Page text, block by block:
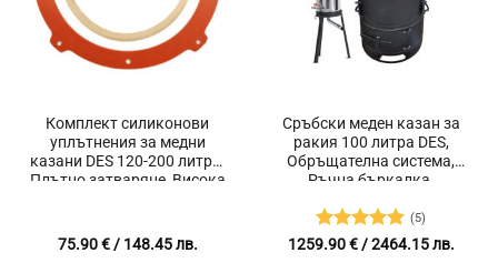
Комплект силиконови
уплътнения за медни
казани DES 120-200 литра,
Плътно затваряне, Висока
75.90€/ 148.45 лв.
Сръбски меден казан за
ракия 100 литра DES,
Обръщателна система,
Ръчна бъркалка,
поколение PH-30 Premium
със 7 метра охлаждащ път
Оценено с
(5)
1259.90€/ 2464.15 лв.